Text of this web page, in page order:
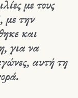
με τους
με την
και
για να
αυτή τη